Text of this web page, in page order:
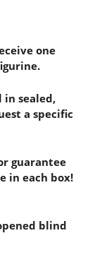
one
in sealed,
a specific
guarantee
in each box!
blind